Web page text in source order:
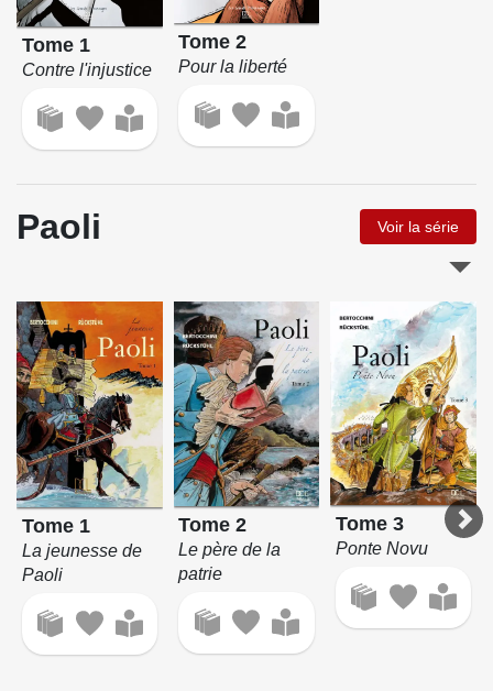
Tome 1
Contre l'injustice
Tome 2
Pour la liberté
Paoli Voir la série
Tome 1
La jeunesse de
Paoli
Tome 2
Le père de la
patrie
Tome 3
Ponte Novu